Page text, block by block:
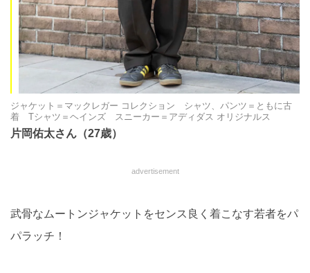
ジャケット＝マックレガー コレクション シャツ、パンツ＝ともに古
着 Tシャツ＝ヘインズ スニーカー＝アディダス オリジナルス
片岡佑太さん（27歳）
advertisement
武骨なムートンジャケットをセンス良く着こなす若者をパ
パラッチ！